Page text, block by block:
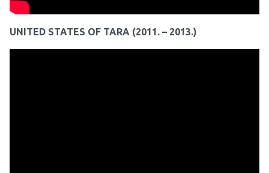
UNITED STATES OF TARA (2011. – 2013.)